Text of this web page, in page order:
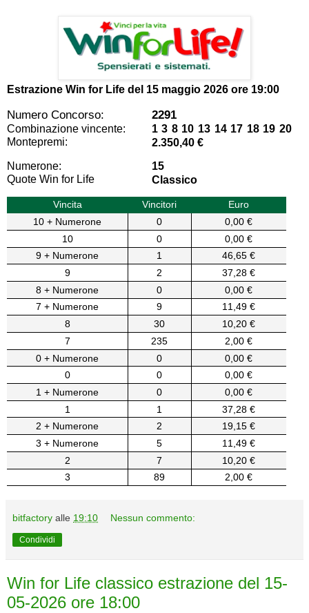
Estrazione Win for Life del 15 maggio 2026 ore 19:00
Numero Concorso: 2291
Combinazione vincente:
1 3 8 10 13 14 17 18 19 20
Montepremi:
2.350,40 €
Numerone:
15
Quote Win for Life
Classico
Vincita Vincitori
Euro
10 + Numerone
0
0,00 €
10
0
0,00 €
9 + Numerone
1
46,65 €
9
2
37,28 €
8 + Numerone
0
0,00 €
7 + Numerone
9
11,49 €
8
30
10,20 €
7
235
2,00 €
0 + Numerone
0
0,00 €
0
0
0,00 €
1 + Numerone
0
0,00 €
1
1
37,28 €
2 + Numerone
2
19,15 €
3 + Numerone
5
11,49 €
2
7
10,20 €
3
89 2,00 €
bitfactory alle 19:10 Nessun commento:
Condividi
Win for Life classico estrazione del 15-
05-2026 ore 18:00